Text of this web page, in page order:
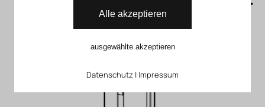
Druckregelventil MS6_LRB
Alle akzeptieren
ausgewählte akzeptieren
Datenschutz | Impressum